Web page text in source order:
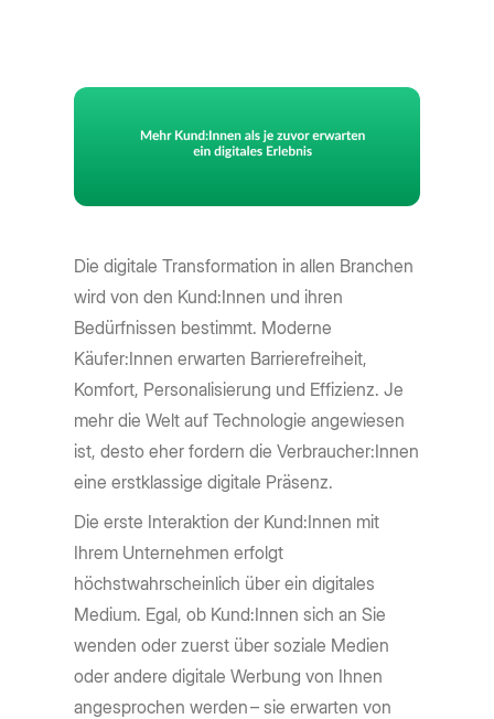
Die digitale Transformation in allen Branchen
wird von den Kund:Innen und ihren
Bedürfnissen bestimmt. Moderne
Käufer:Innen erwarten Barrierefreiheit,
Komfort, Personalisierung und Effizienz. Je
mehr die Welt auf Technologie angewiesen
ist, desto eher fordern die Verbraucher:Innen
eine erstklassige digitale Präsenz.
Die erste Interaktion der Kund:Innen mit
Ihrem Unternehmen erfolgt
höchstwahrscheinlich über ein digitales
Medium. Egal, ob Kund:Innen sich an Sie
wenden oder zuerst über soziale Medien
oder andere digitale Werbung von Ihnen
angesprochen werden – sie erwarten von